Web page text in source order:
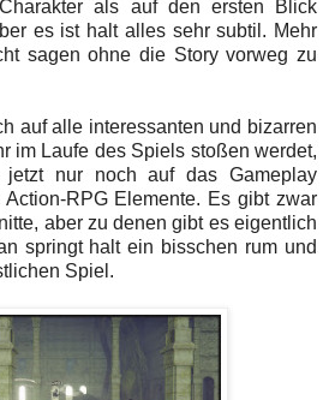
als auf den ersten Blick
es ist halt alles sehr subtil. Mehr
sagen ohne die Story vorweg zu
auf alle interessanten und bizarren
im Laufe des Spiels stoßen werdet,
nur noch auf das Gameplay
RPG Elemente. Es gibt zwar
aber zu denen gibt es eigentlich
springt halt ein bisschen rum und
Spiel.